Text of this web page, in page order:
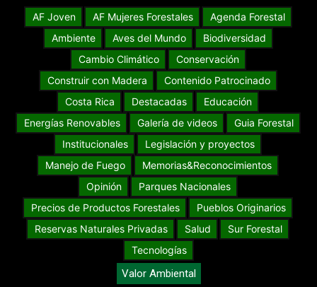
AF Joven AF Mujeres Forestales
Agenda Forestal
Ambiente
Aves del Mundo
Biodiversidad
Cambio Climático
Conservación
Construir con Madera
Contenido Patrocinado
Costa Rica
Destacadas
Educación
Energías Renovables
Galería de videos
Guia Forestal
Institucionales
Legislación y proyectos
Manejo de Fuego
Memorias&Reconocimientos
Opinión
Parques Nacionales
Precios de Productos Forestales
Pueblos Originarios
Reservas Naturales Privadas
Salud
Sur Forestal
Tecnologías
Valor Ambiental